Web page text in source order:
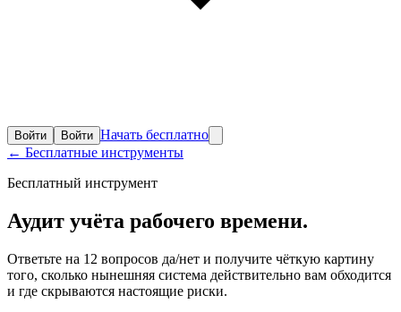
Войти Войти Начать бесплатно
← Бесплатные инструменты
Бесплатный инструмент
Аудит учёта рабочего времени.
Ответьте на 12 вопросов да/нет и получите чёткую картину
того, сколько нынешняя система действительно вам обходится
и где скрываются настоящие риски.